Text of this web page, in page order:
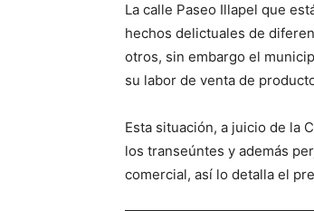
La calle Paseo Illapel que
hechos delictuales de
otros, sin embargo el
su labor de venta de
Esta situación, a juicio de la
los transeúntes y además
comercial, así lo detalla el